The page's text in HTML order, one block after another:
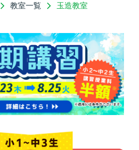
教室一覧 玉造教室